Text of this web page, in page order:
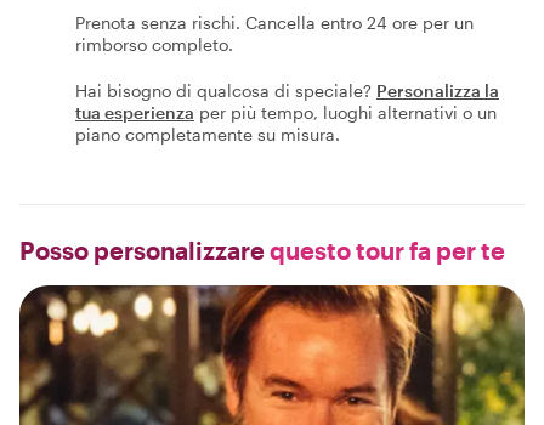
Prenota senza rischi. Cancella entro 24 ore per un
rimborso completo.
Hai bisogno di qualcosa di speciale? Personalizza la
tua esperienza per più tempo, luoghi alternativi o un
piano completamente su misura.
Posso personalizzarequesto tour fa per te